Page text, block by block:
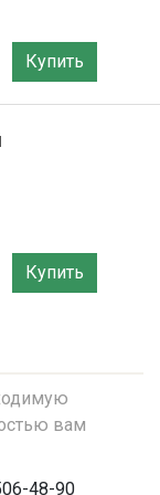
Купить
Купить
вам
48-90